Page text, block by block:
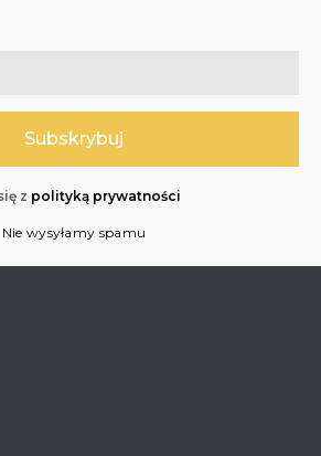
z polityką prywatności
Nie wysyłamy spamu